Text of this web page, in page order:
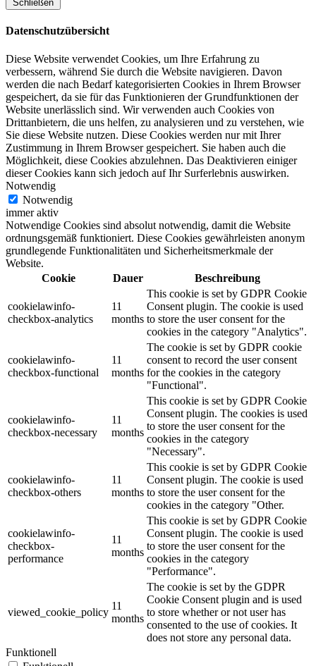
Schließen
Datenschutzübersicht
Diese Website verwendet Cookies, um Ihre Erfahrung zu
verbessern, während Sie durch die Website navigieren. Davon
werden die nach Bedarf kategorisierten Cookies in Ihrem Browser
gespeichert, da sie für das Funktionieren der Grundfunktionen der
Website unerlässlich sind. Wir verwenden auch Cookies von
Drittanbietern, die uns helfen, zu analysieren und zu verstehen, wie
Sie diese Website nutzen. Diese Cookies werden nur mit Ihrer
Zustimmung in Ihrem Browser gespeichert. Sie haben auch die
Möglichkeit, diese Cookies abzulehnen. Das Deaktivieren einiger
dieser Cookies kann sich jedoch auf Ihr Surferlebnis auswirken.
Notwendig
Notwendig
immer aktiv
Notwendige Cookies sind absolut notwendig, damit die Website
ordnungsgemäß funktioniert. Diese Cookies gewährleisten anonym
grundlegende Funktionalitäten und Sicherheitsmerkmale der
Website.
Cookie
Dauer Beschreibung
cookielawinfo-
checkbox-analytics
11
months
This cookie is set by GDPR Cookie
Consent plugin. The cookie is used
to store the user consent for the
cookies in the category "Analytics".
cookielawinfo-
checkbox-functional
11
months
The cookie is set by GDPR cookie
consent to record the user consent
for the cookies in the category
"Functional".
cookielawinfo-
checkbox-necessary
11
months
This cookie is set by GDPR Cookie
Consent plugin. The cookies is used
to store the user consent for the
cookies in the category
"Necessary".
cookielawinfo-
checkbox-others
11
months
This cookie is set by GDPR Cookie
Consent plugin. The cookie is used
to store the user consent for the
cookies in the category "Other.
cookielawinfo-
checkbox-
performance
11
months
This cookie is set by GDPR Cookie
Consent plugin. The cookie is used
to store the user consent for the
cookies in the category
"Performance".
viewed_cookie_policy
11
months
The cookie is set by the GDPR
Cookie Consent plugin and is used
to store whether or not user has
consented to the use of cookies. It
does not store any personal data.
Funktionell